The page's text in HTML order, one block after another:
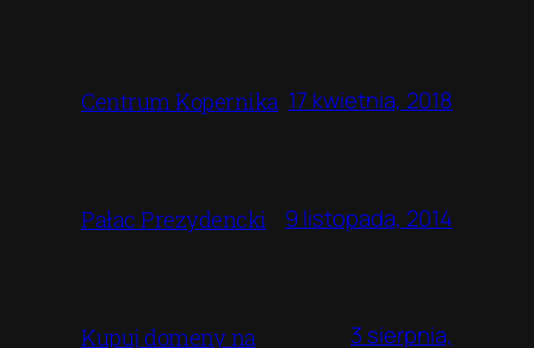
Centrum Kopernika 17 kwietnia, 2018
Pałac Prezydencki 9 listopada, 2014
Kupuj domeny na
3 sierpnia,